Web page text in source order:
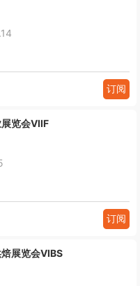
订阅
览会VIIF
订阅
展览会VIBS